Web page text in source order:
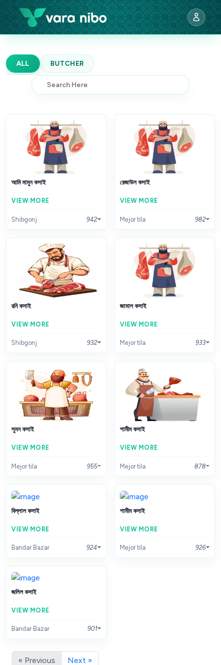
ALL BUTCHER
আমি মামুন কসাই
VIEW MORE
Shibgonj 942
রেজাউল কসাই
VIEW MORE
Mejor tila 982
রনি কসাই
VIEW MORE
Shibgonj 932
জামাল কসাই
VIEW MORE
Mejor tila 933
সুমন কসাই
VIEW MORE
Mejor tila 955
শামীম কসাই
VIEW MORE
Mejor tila 878
বিল্লাল কসাই
VIEW MORE
Bandar Bazar 924
শামীম কসাই
VIEW MORE
Mejor tila 926
জলিল কসাই
VIEW MORE
Bandar Bazar 901
« Previous Next »